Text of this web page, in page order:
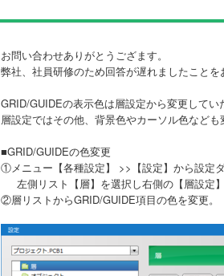
お問い合わせありがとうござます。
弊社、社員研修のため回答が遅れましたこと
GRID/GUIDEの表示色は層設定から変更して
層設定ではその他、背景色やカーソル色など
■GRID/GUIDEの色変更
①メニュー【各種設定】 >>【設定】から設定
左側リスト【層】を選択し右側の【層設定
②層リストからGRID/GUIDE項目の色を変更。